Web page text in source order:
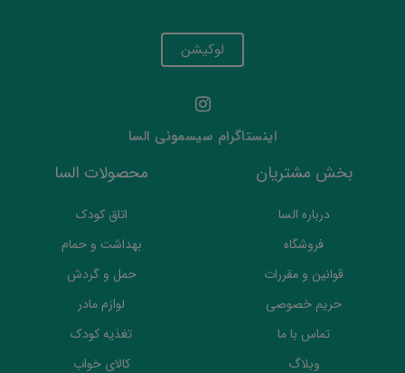
لوکیشن
اینستاگرام سیسمونی السا
بخش مشتریان
درباره السا
فروشگاه
قوانین و مقررات
حریم خصوصی
تماس با ما
وبلاگ
محصولات السا
اتاق کودک
بهداشت و حمام
حمل و گردش
لوازم مادر
تغذیه کودک
کالای خواب